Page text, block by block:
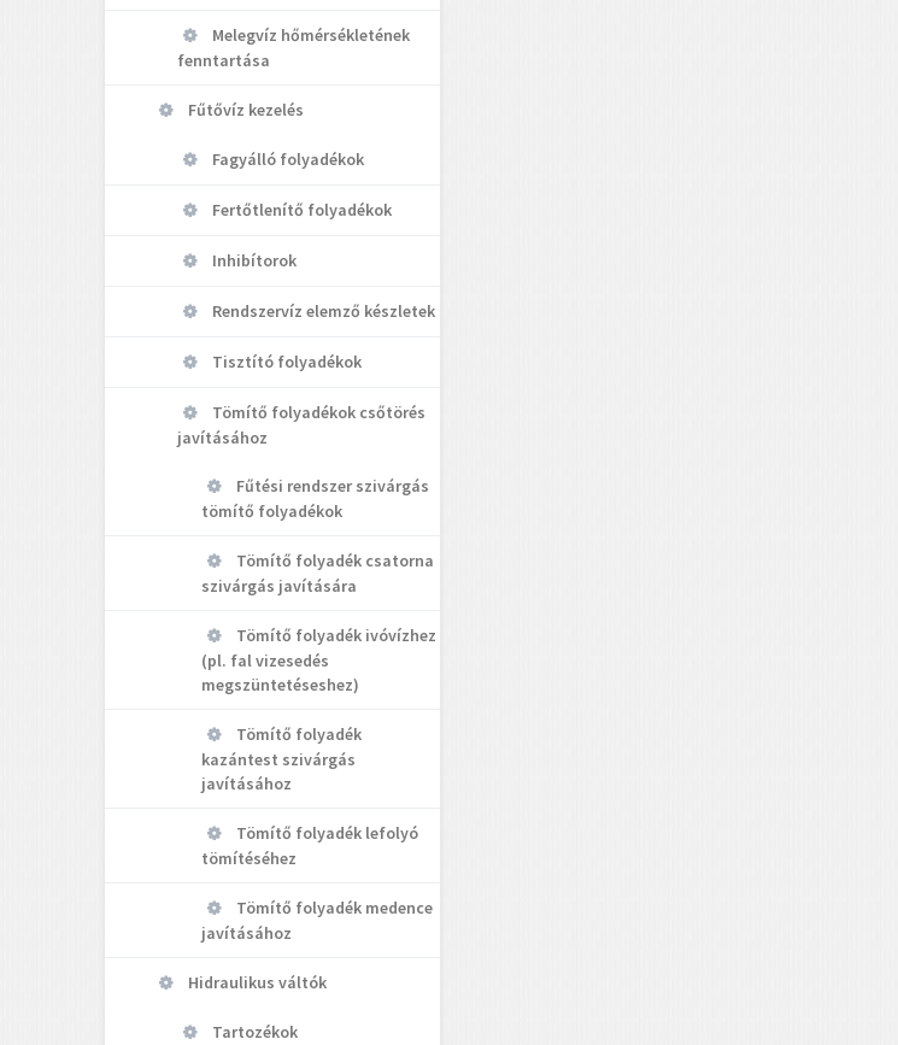
Melegvíz hőmérsékletének
fenntartása
Fűtővíz kezelés
Fagyálló folyadékok
Fertőtlenítő folyadékok
Inhibítorok
Rendszervíz elemző készletek
Tisztító folyadékok
Tömítő folyadékok csőtörés
javításához
Fűtési rendszer szivárgás
tömítő folyadékok
Tömítő folyadék csatorna
szivárgás javítására
Tömítő folyadék ivóvízhez
(pl. fal vizesedés
megszüntetéseshez)
Tömítő folyadék
kazántest szivárgás
javításához
Tömítő folyadék lefolyó
tömítéséhez
Tömítő folyadék medence
javításához
Hidraulikus váltók
Tartozékok